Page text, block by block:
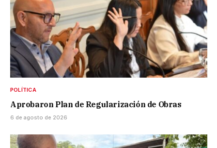
POLÍTICA
Aprobaron Plan de Regularización de Obras
6 de agosto de 2026